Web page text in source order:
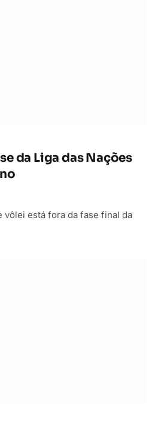
da Liga das Nações
vôlei está fora da fase final da